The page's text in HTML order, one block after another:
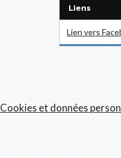
Liens
Lien vers
Cookies et données